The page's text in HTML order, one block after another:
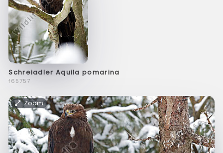
Schreiadler Aquila pomarina
f65757
Zoom